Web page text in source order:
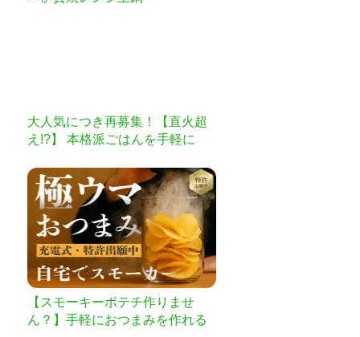
大人気につき再募集！【直火超
え!?】 本格派ごはんを手軽に
【スモーキーポテチ作りませ
ん？】手軽におつまみを作れる